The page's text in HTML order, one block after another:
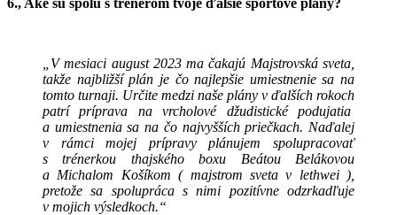
„V mesiaci august 2023 ma čakajú Majstrovská sveta,
takže najbližší plán je čo najlepšie umiestnenie sa na
tomto turnaji. Určite medzi naše plány v ďalších rokoch
patrí príprava na vrcholové džudistické podujatia
a umiestnenia sa na čo najvyšších priečkach. Naďalej
v rámci
mojej prípravy plánujem spolupracovať
s trénerkou thajského boxu Beátou Belákovou
a Michalom Košíkom ( majstrom sveta v lethwei ),
pretože sa spolupráca s nimi pozitívne odzrkadľuje
v mojich výsledkoch.“